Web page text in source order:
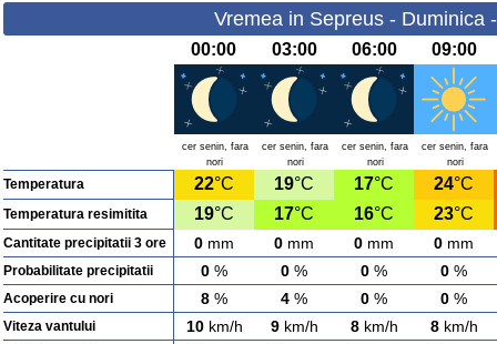
Vremea in Sepreus - Duminica
00:00 03:00 06:00 09:00
cer senin, fara
nori
cer senin, fara
nori
cer senin, fara
nori
cer senin, fara
nori
Temperatura 22°C 19°C 17°C 24°C
Temperatura resimitita 19°C 17°C 16°C 23°C
Cantitate precipitatii 3 ore 0 mm 0 mm 0 mm 0 mm
Probabilitate precipitatii 0 % 0 % 0 % 0 %
Acoperire cu nori 8 % 4 % 0 % 0 %
Viteza vantului 10km/h 9km/h 8km/h 8km/h